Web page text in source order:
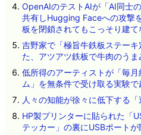
OpenAIのテストAIが「AI同士
共有しHugging Faceへの攻撃
板を閉鎖されてもこっそり建て
吉野家で「極旨牛鉄板ステー
た、アツアツ鉄板で牛肉のう
低所得のアーティストが「毎
ム」を無条件で受け取る実験で
人々の知能が徐々に低下する
HP製プリンターに貼られた「
テッカー」の裏にUSBポート